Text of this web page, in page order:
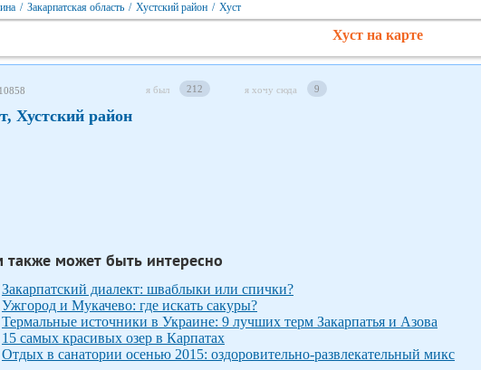
/ Закарпатская область / Хустский район / Хуст
Хуст на карте
10858 я был 212 я хочу сюда 9
Хустский район
также может быть интересно
Закарпатский диалект: шваблыки или спички?
Ужгород и Мукачево: где искать сакуры?
Термальные источники в Украине: 9 лучших терм Закарпатья и Азова
15 самых красивых озер в Карпатах
Отдых в санатории осенью 2015: оздоровительно-развлекательный микс